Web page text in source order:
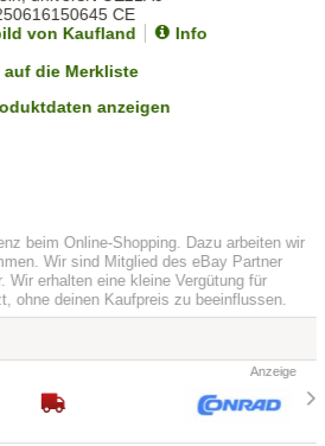
von Kaufland
Info
auf die Merkliste
anzeigen
beim Online-Shopping. Dazu arbeiten wir
Wir sind Mitglied des eBay Partner
Wir erhalten eine kleine Vergütung für
ohne deinen Kaufpreis zu beeinflussen.